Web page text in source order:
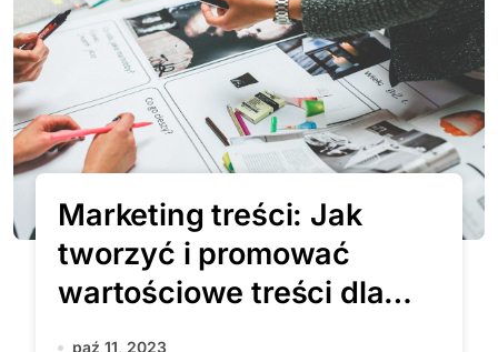
Marketing treści: Jak
tworzyć i promować
wartościowe treści dla
swojej firmy?
paź 11, 2023